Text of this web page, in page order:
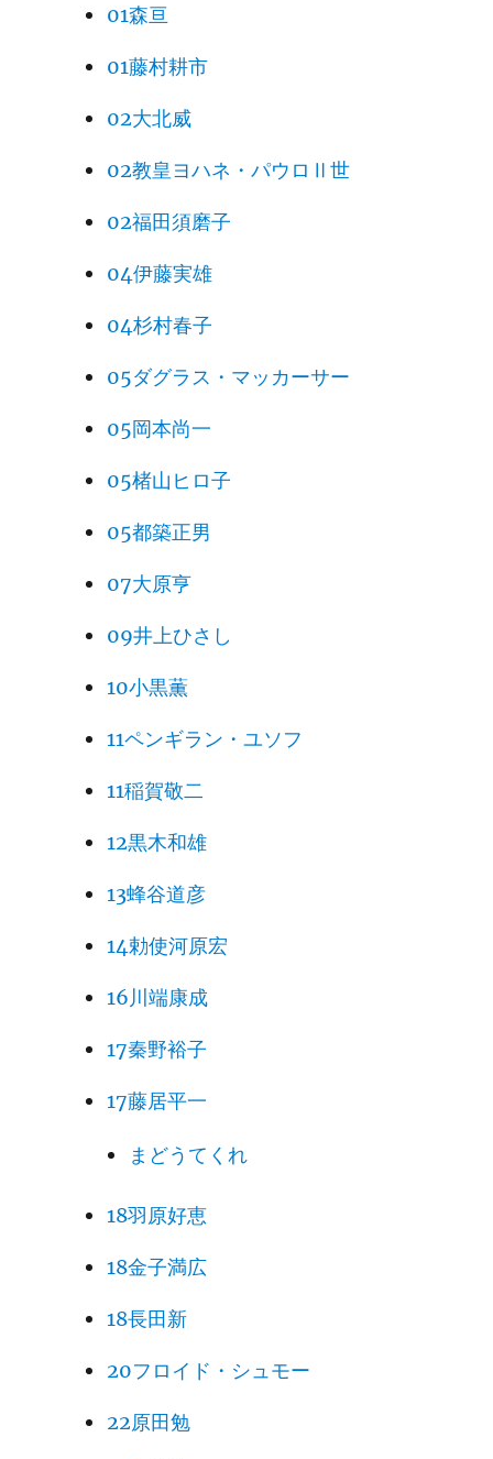
01森亘
01藤村耕市
02大北威
02教皇ヨハネ・パウロⅡ世
02福田須磨子
04伊藤実雄
04杉村春子
05ダグラス・マッカーサー
05岡本尚一
05楮山ヒロ子
05都築正男
07大原亨
09井上ひさし
10小黒薫
11ペンギラン・ユソフ
11稲賀敬二
12黒木和雄
13蜂谷道彦
14勅使河原宏
16川端康成
17秦野裕子
17藤居平一
まどうてくれ
18羽原好恵
18金子満広
18長田新
20フロイド・シュモー
22原田勉